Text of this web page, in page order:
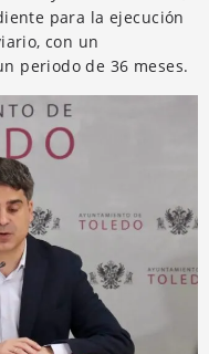
para la ejecución
con un
periodo de 36 meses.